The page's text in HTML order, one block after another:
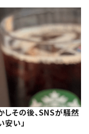
しその後、SNSが騒然
安い」